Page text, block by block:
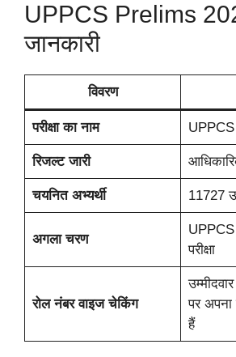
UPPCS Prelims
जानकारी
विवरण
परीक्षा का नाम
रिजल्ट जारी
चयनित अभ्यर्थी 11727
अगला चरण
परीक्षा
रोल नंबर वाइज चेकिंग
पर
हैं